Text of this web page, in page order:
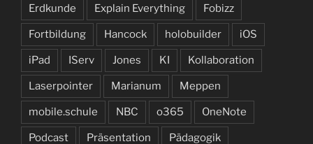
Erdkunde Explain Everything Fobizz
Fortbildung Hancock holobuilder iOS
iPad IServ Jones KI Kollaboration
Laserpointer Marianum Meppen
mobile.schule NBC o365 OneNote
Podcast Präsentation Pädagogik